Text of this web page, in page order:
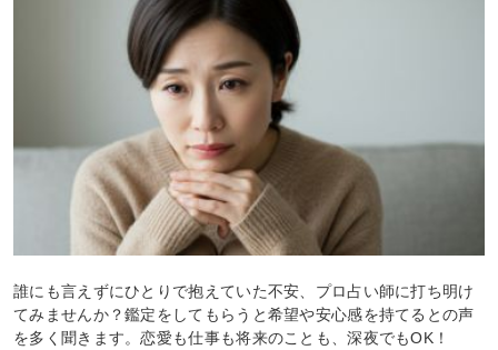
誰にも言えずにひとりで抱えていた不安、プロ占い師に打ち明け
てみませんか？鑑定をしてもらうと希望や安心感を持てるとの声
を多く聞きます。恋愛も仕事も将来のことも、深夜でもOK！